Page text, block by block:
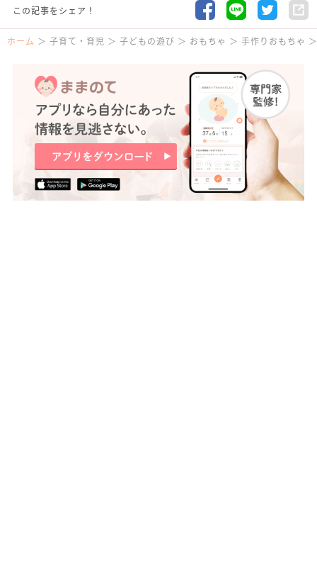
この記事をシェア！
ホーム 子育て・育児 子どもの遊び おもちゃ 手作りおもちゃ